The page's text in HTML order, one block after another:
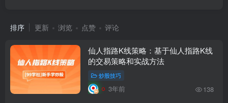
排序 更新 浏览 点赞 评论
仙人指路K线策略：基于仙人指路K线
的交易策略和实战方法
炒股技巧
3年前 138